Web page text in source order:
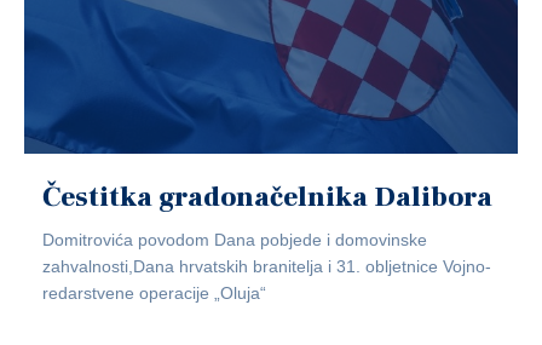
Čestitka gradonačelnika Dalibora
Domitrovića povodom Dana pobjede i domovinske
zahvalnosti,Dana hrvatskih branitelja i 31. obljetnice Vojno-
redarstvene operacije „Oluja“